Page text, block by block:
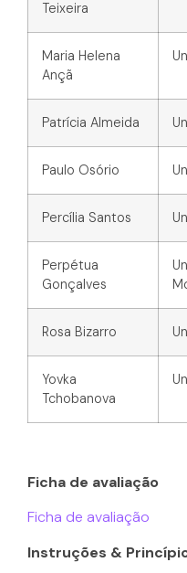
Teixeira
Maria Helena
Ançã
Patrícia Almeida
Paulo Osório
Percília Santos
Perpétua
Gonçalves
Rosa Bizarro
Yovka
Tchobanova
Ficha de avaliação
Ficha de avaliação
Instruções &